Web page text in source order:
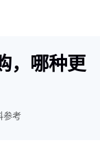
，哪种更
参考